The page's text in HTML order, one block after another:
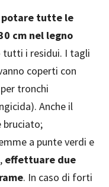
potare tutte le
cm nel legno
tutti i residui. I tagli
coperti con
tronchi
Anche il
bruciato;
a punte verdi e
effettuare due
. In caso di forti